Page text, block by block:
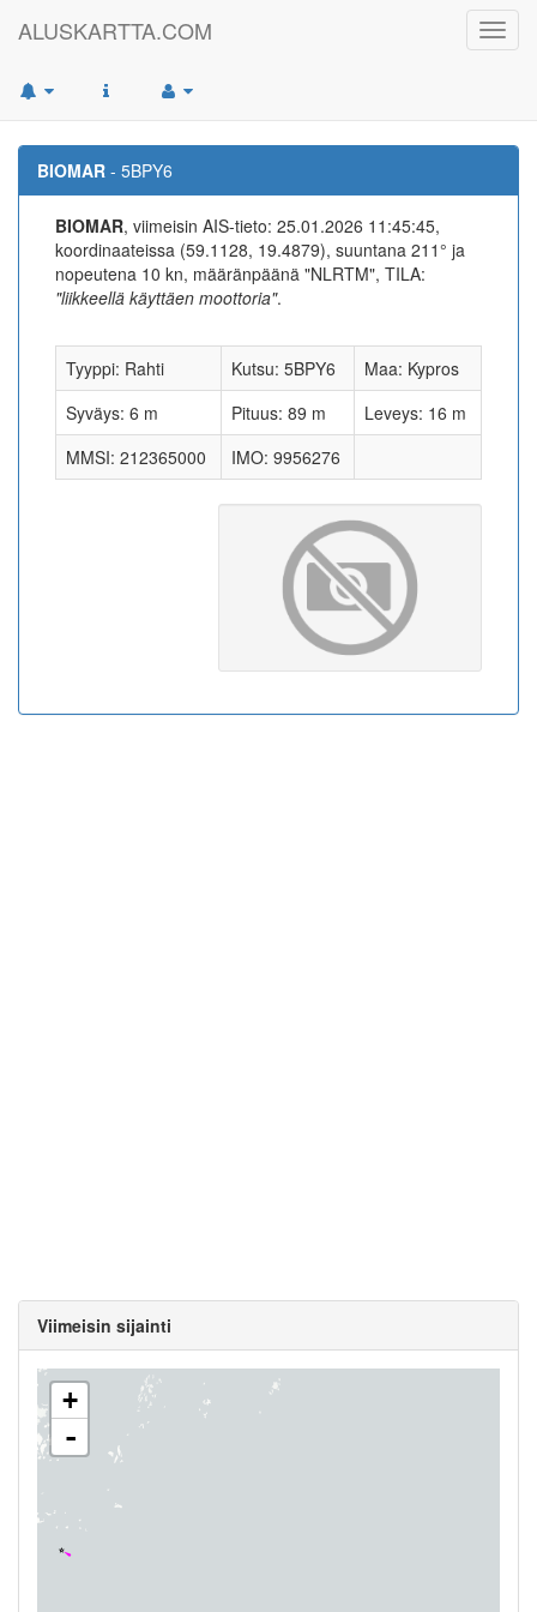
ALUSKARTTA.COM
BIOMAR - 5BPY6
BIOMAR, viimeisin AIS-tieto: 25.01.2026 11:45:45,
koordinaateissa (59.1128, 19.4879), suuntana 211° ja
nopeutena 10 kn, määränpäänä "NLRTM", TILA:
"liikkeellä käyttäen moottoria".
Tyyppi: Rahti Kutsu: 5BPY6
Maa: Kypros
Syväys: 6 m
Pituus: 89 m
Leveys: 16 m
MMSI: 212365000
IMO: 9956276
Viimeisin sijainti
+
-